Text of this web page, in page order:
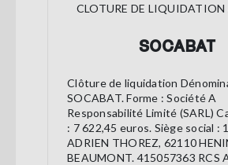
CLOTURE DE LIQUIDATION
SOCABAT
Clôture de liquidation
SOCABAT. Forme : Société A
Responsabilité Limité (SARL)
: 7 622,45 euros. Siège social :
ADRIEN THOREZ, 62110
BEAUMONT. 415057363 RCS